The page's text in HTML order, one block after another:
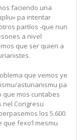
faciendo una
pa intentar
partíos -que nun
a nivel
que ser quien a
que vemos ye
asturianismu pa
que mos cuntabes
nel Congresu
los 5.600
que fexo’l mesmu